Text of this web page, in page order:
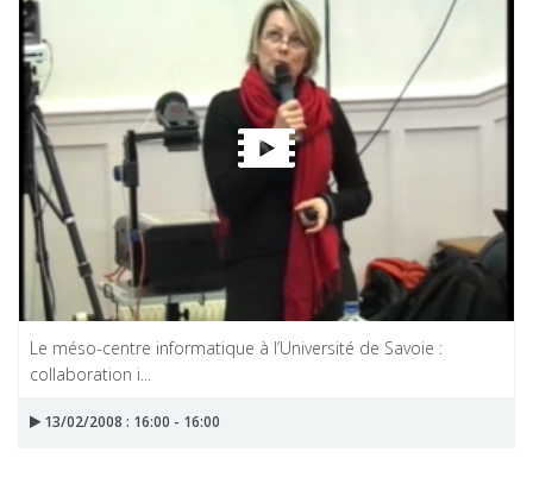
Le méso-centre informatique à l’Université de Savoie :
collaboration i...
13/02/2008 : 16:00 - 16:00